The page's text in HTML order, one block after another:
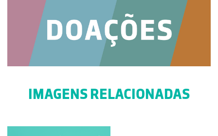
IMAGENS RELACIONADAS